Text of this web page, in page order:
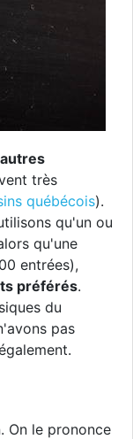
très
québécois).
qu'un ou
qu'une
entrées),
préférés.
du
pas
On le prononce